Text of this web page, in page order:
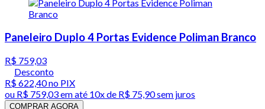
Paneleiro Duplo 4 Portas Evidence Poliman Branco
R$ 759,03
Desconto
R$ 622,40no PIX
ou R$ 759,03em até 10x de R$ 75,90 sem juros
COMPRAR AGORA